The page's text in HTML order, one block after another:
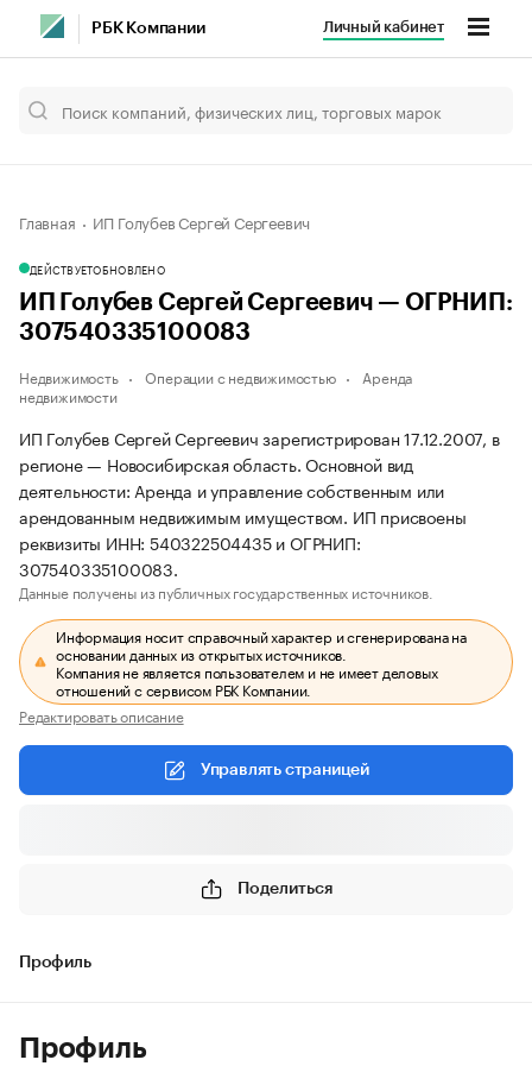
РБК Компании Личный кабинет
Главная ИП Голубев Сергей Сергеевич
ДЕЙСТВУЕТОБНОВЛЕНО
ИП Голубев Сергей Сергеевич — ОГРНИП:
307540335100083
Недвижимость Операции с недвижимостью
Аренда
недвижимости
ИП Голубев Сергей Сергеевич зарегистрирован 17.12.2007, в
регионе — Новосибирская область. Основной вид
деятельности: Аренда и управление собственным или
арендованным недвижимым имуществом. ИП присвоены
реквизиты ИНН: 540322504435 и ОГРНИП:
307540335100083.
Данные получены из публичных государственных источников.
Информация носит справочный характер и сгенерирована на
основании данных из открытых источников.
Компания не является пользователем и не имеет деловых
отношений с сервисом РБК Компании.
Редактировать описание
Управлять страницей
Поделиться
Профиль
Профиль